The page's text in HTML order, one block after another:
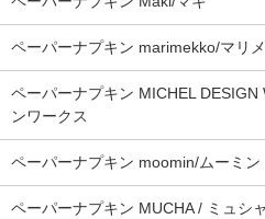
ペーパーナプキン marimekko/マリ
ペーパーナプキン MICHEL DESIGN
ンワークス
ペーパーナプキン moomin/ムーミン
ペーパーナプキン MUCHA / ミュシャ